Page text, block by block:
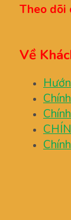
Theo dõi
Về